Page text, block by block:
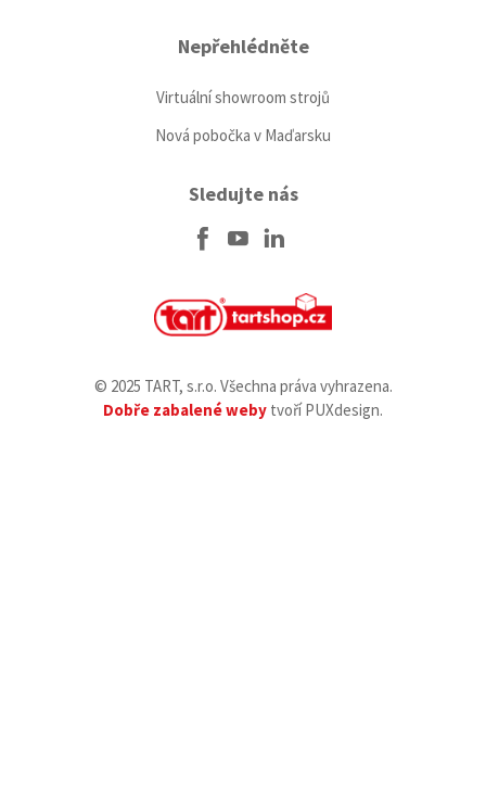
Nepřehlédněte
Virtuální showroom strojů
Nová pobočka v Maďarsku
Sledujte nás
© 2025 TART, s.r.o. Všechna práva vyhrazena.
Dobře zabalené weby tvoří PUXdesign.